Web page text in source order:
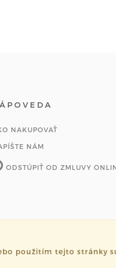
NAKUPOVAŤ
NÁM
ODSTÚPIŤ OD ZMLUVY
použitím tejto stránky